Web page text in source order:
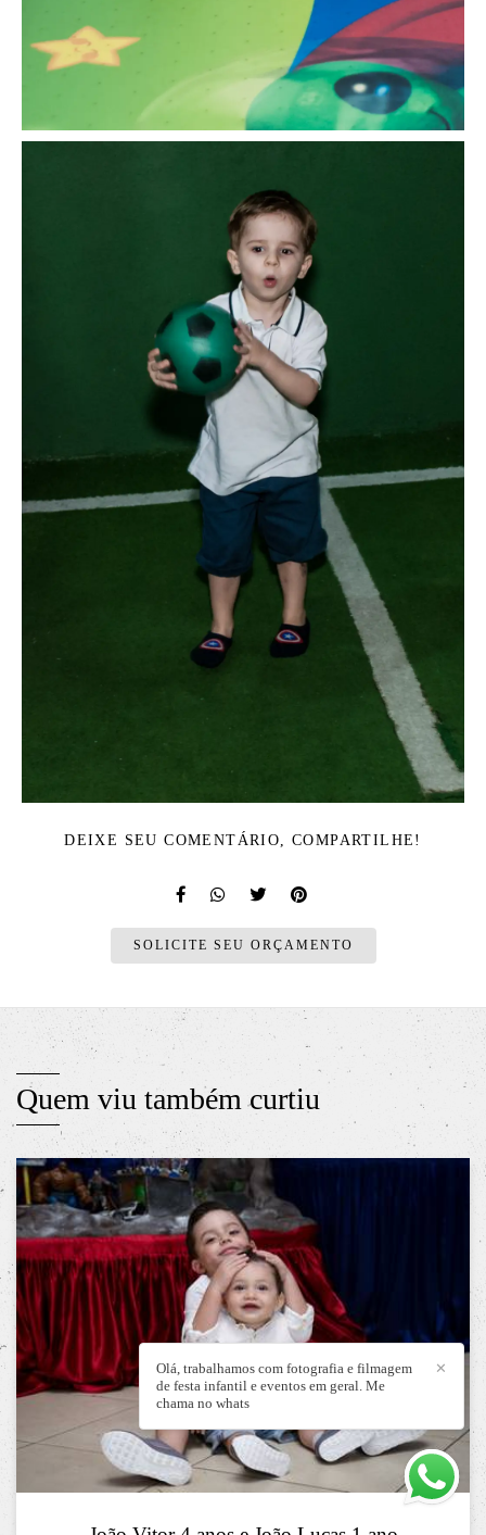
DEIXE SEU COMENTÁRIO, COMPARTILHE!
SOLICITE SEU ORÇAMENTO
Quem viu também curtiu
✕
Olá, trabalhamos com fotografia e filmagem
de festa infantil e eventos em geral. Me
chama no whats